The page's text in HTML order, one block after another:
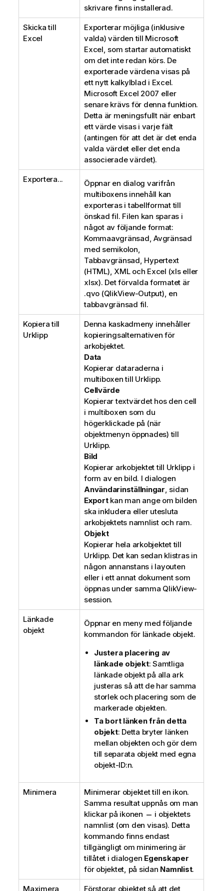
skrivare finns installerad.
Skicka till
Excel
Exporterar möjliga (inklusive
valda) värden till Microsoft
Excel, som startar automatiskt
om det inte redan körs. De
exporterade värdena visas på
ett nytt kalkylblad i Excel.
Microsoft Excel 2007 eller
senare krävs för denna funktion.
Detta är meningsfullt när enbart
ett värde visas i varje fält
(antingen för att det är det enda
valda värdet eller det enda
associerade värdet).
Exportera...
Öppnar en dialog varifrån
multiboxens innehåll kan
exporteras i tabellformat till
önskad fil. Filen kan sparas i
något av följande format:
Kommaavgränsad, Avgränsad
med semikolon,
Tabbavgränsad, Hypertext
(HTML), XML och Excel (xls eller
xlsx). Det förvalda formatet är
.qvo (QlikView-Output), en
tabbavgränsad fil.
Kopiera till
Urklipp
Denna kaskadmeny innehåller
kopieringsalternativen för
arkobjektet.
Data
Kopierar dataraderna i
multiboxen till Urklipp.
Cellvärde
Kopierar textvärdet hos den cell
i multiboxen som du
högerklickade på (när
objektmenyn öppnades) till
Urklipp.
Bild
Kopierar arkobjektet till Urklipp i
form av en bild. I dialogen
Användarinställningar , sidan
Exportkan man ange om bilden
ska inkludera eller utesluta
arkobjektets namnlist och ram.
Objekt
Kopierar hela arkobjektet till
Urklipp. Det kan sedan klistras in
någon annanstans i layouten
eller i ett annat dokument som
öppnas under samma QlikView-
session.
Länkade
objekt
Öppnar en meny med följande
kommandon för länkade objekt.
Justera placering av
länkade objekt: Samtliga
länkade objekt på alla ark
justeras så att de har samma
storlek och placering som de
markerade objekten.
Ta bort länken från detta
objekt: Detta bryter länken
mellan objekten och gör dem
till separata objekt med egna
objekt-ID:n.
Minimera
Minimerar objektet till en ikon.
Samma resultat uppnås om man
klickar på ikonen
i objektets
namnlist (om den visas). Detta
kommando finns endast
tillgängligt om minimering är
tillåtet i dialogen Egenskaper
för objektet, på sidan Namnlist.
Maximera
Förstorar objektet så att det